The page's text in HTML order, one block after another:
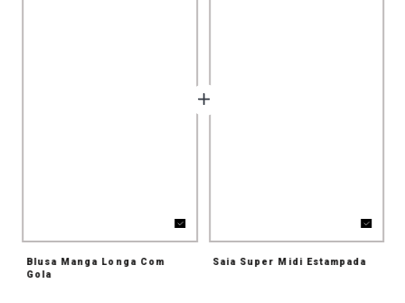
Blusa Manga Longa Com
Gola
Saia Super Midi Estampada